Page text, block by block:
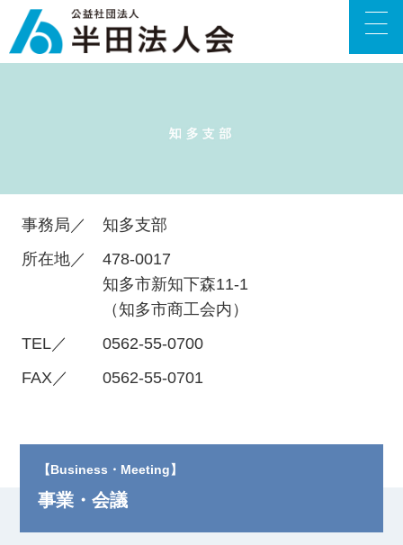
事務局／
知多支部
所在地／
478-0017
知多市新知下森11-1
（知多市商工会内）
TEL／
0562-55-0700
FAX／
0562-55-0701
【Business・Meeting】
事業・会議